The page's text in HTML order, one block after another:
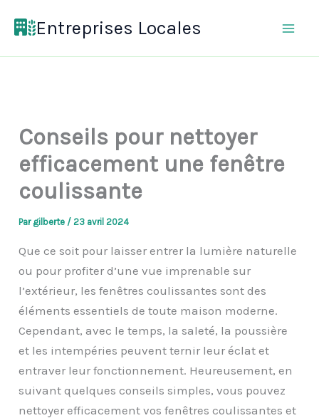
Entreprises Locales
Conseils pour nettoyer
efficacement une fenêtre
coulissante
Par gilberte /23 avril 2024
Que ce soit pour laisser entrer la lumière naturelle
ou pour profiter d’une vue imprenable sur
l’extérieur, les fenêtres coulissantes sont des
éléments essentiels de toute maison moderne.
Cependant, avec le temps, la saleté, la poussière
et les intempéries peuvent ternir leur éclat et
entraver leur fonctionnement. Heureusement, en
suivant quelques conseils simples, vous pouvez
nettoyer efficacement vos fenêtres coulissantes et